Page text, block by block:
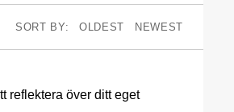
SORT BY: OLDEST NEWEST
reflektera över ditt eget